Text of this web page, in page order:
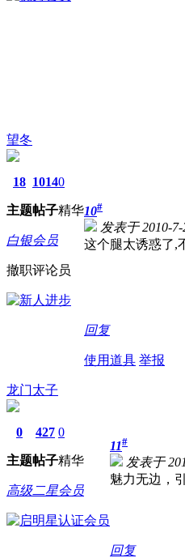
望冬
18
主题
1014
帖子
0
精华
白银会员
撤职评论员
10#
发表于 2010-
这个腿太诱惑了,
回复
使用道具 举报
龙门太子
0
主题
427
帖子
0
精华
高级二星会员
11#
发表于
魅力无边，
回复